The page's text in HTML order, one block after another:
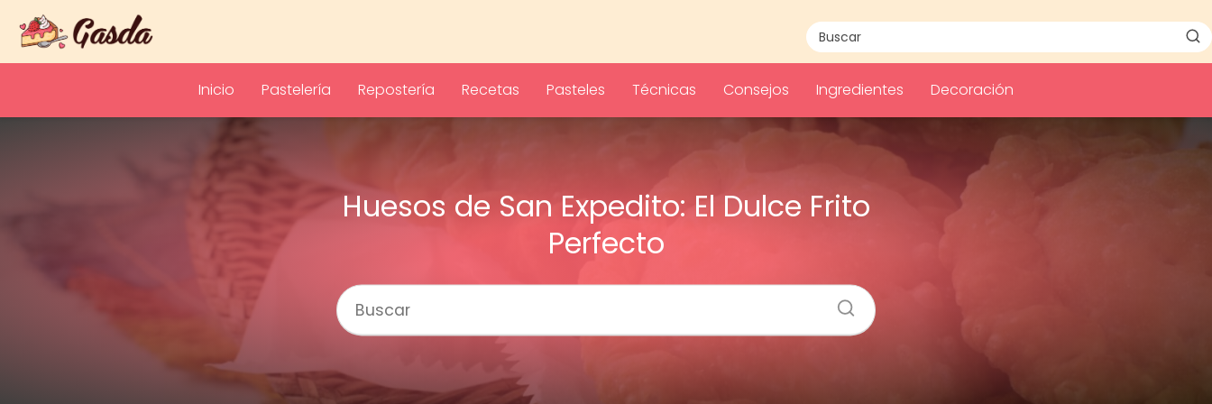
Inicio Pastelería Repostería Recetas Pasteles Técnicas Consejos Ingredientes Decoración
Huesos de San Expedito: El Dulce Frito
Perfecto